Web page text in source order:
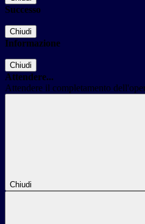
Successo
Chiudi
Informazione
Chiudi
Attendere...
Attendere il completamento
Chiudi